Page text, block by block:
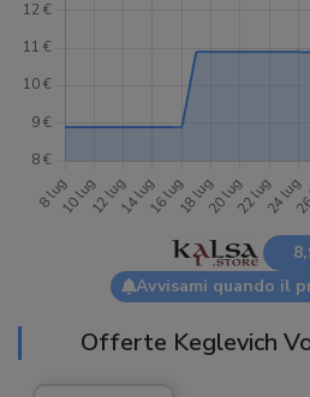
Avvisami quando il
Offerte Keglevich